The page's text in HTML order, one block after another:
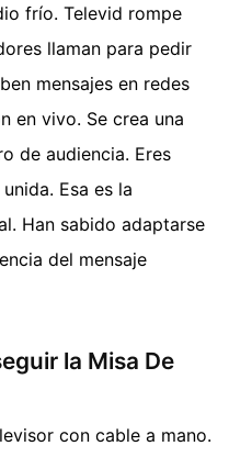
frío. Televid rompe
llaman para pedir
mensajes en redes
en vivo. Se crea una
de audiencia. Eres
Esa es la
Han sabido adaptarse
del mensaje
la Misa De
con cable a mano.